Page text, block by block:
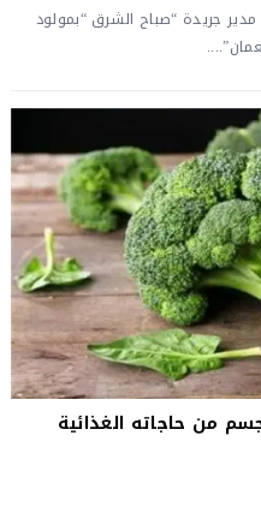
جريدة “صباح الشرق “بمولود
من حاجاته الغذائية